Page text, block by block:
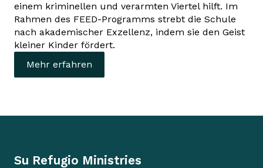
einem kriminellen und verarmten Viertel hilft. Im
Rahmen des FEED-Programms strebt die Schule
nach akademischer Exzellenz, indem sie den Geist
kleiner Kinder fördert.
Mehr erfahren
Su Refugio Ministries